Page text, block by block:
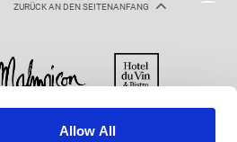
Allow All
ZURÜCK AN DEN SEITENANFANG